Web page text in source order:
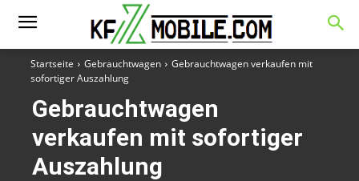
Startseite Gebrauchtwagen
Gebrauchtwagen verkaufen mit
sofortiger Auszahlung
Gebrauchtwagen
verkaufen mit sofortiger
Auszahlung